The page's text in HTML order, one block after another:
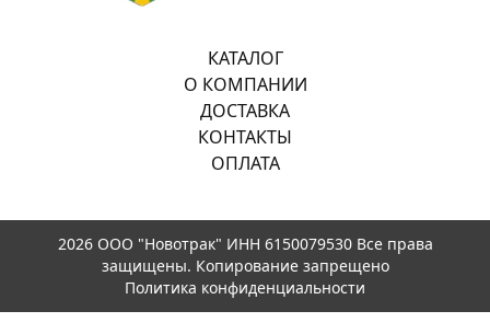
КАТАЛОГ
О КОМПАНИИ
ДОСТАВКА
КОНТАКТЫ
ОПЛАТА
2026 ООО "Новотрак" ИНН 6150079530 Все права
защищены. Копирование запрещено
Политика конфиденциальности